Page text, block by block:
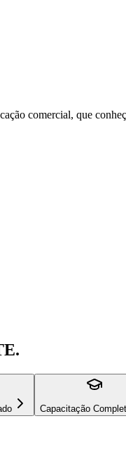
comercial, que
Capacitação